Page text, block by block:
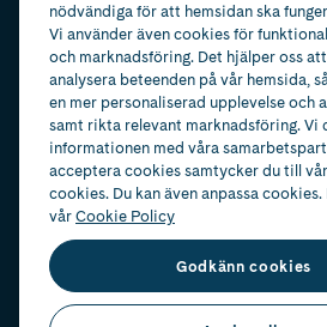
nödvändiga för att hemsidan ska
Vi använder även cookies för
och marknadsföring. Det hjälper oss
analysera beteenden på vår hemsida,
en mer personaliserad upplevelse och
samt rikta relevant marknadsföring. Vi
informationen med våra
acceptera cookies samtycker du till
cookies. Du kan även anpassa cookies.
vårCookie Policy
Godkänn cookies